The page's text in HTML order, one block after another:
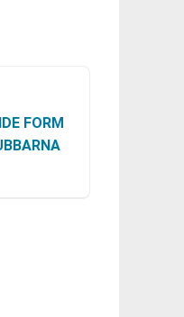
FORM